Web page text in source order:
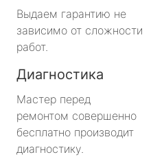
Выдаем гарантию не
зависимо от сложности
работ.
Диагностика
Мастер перед
ремонтом совершенно
бесплатно производит
диагностику.